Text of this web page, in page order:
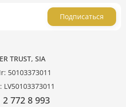
Подписаться
TRUST, SIA
50103373011
LV50103373011
2 772 8 993